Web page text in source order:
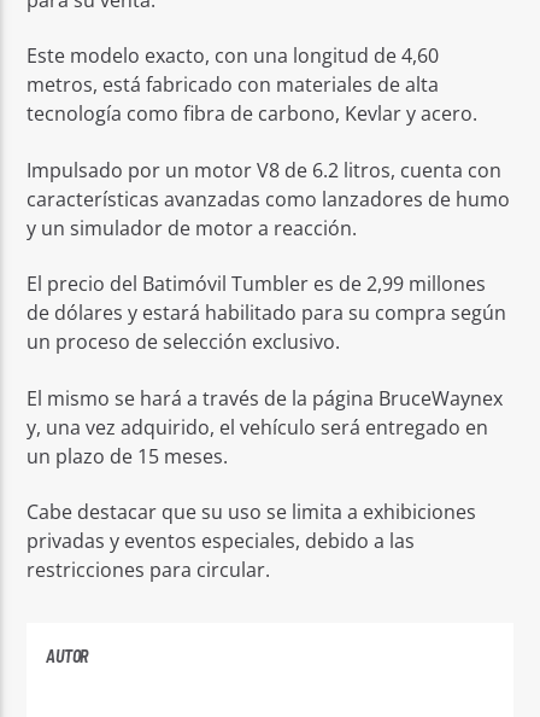
Este modelo exacto, con una longitud de 4,60
metros, está fabricado con materiales de alta
tecnología como fibra de carbono, Kevlar y acero.
Impulsado por un motor V8 de 6.2 litros, cuenta con
características avanzadas como lanzadores de humo
y un simulador de motor a reacción.
El precio del Batimóvil Tumbler es de 2,99 millones
de dólares y estará habilitado para su compra según
un proceso de selección exclusivo.
El mismo se hará a través de la página BruceWaynex
y, una vez adquirido, el vehículo será entregado en
un plazo de 15 meses.
Cabe destacar que su uso se limita a exhibiciones
privadas y eventos especiales, debido a las
restricciones para circular.
AUTOR